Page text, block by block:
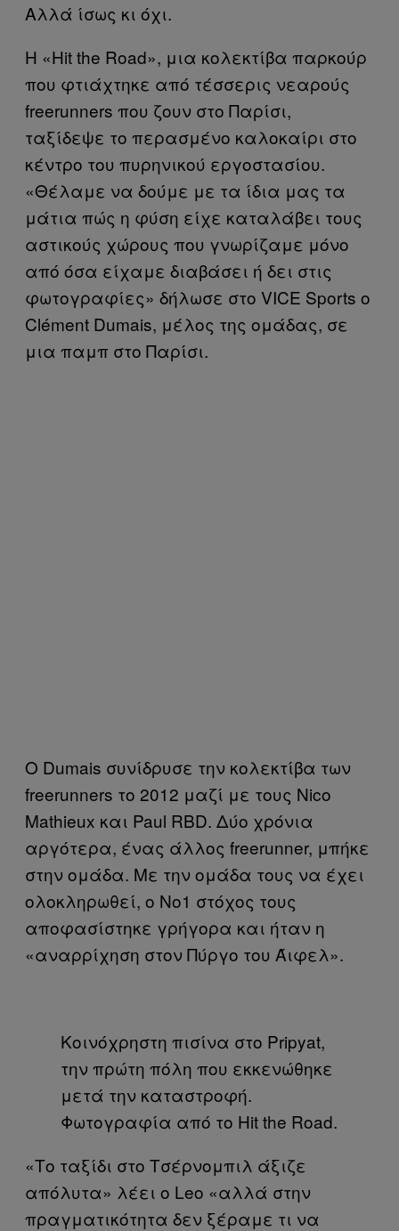
Αλλά ίσως κι όχι.
Η «Hit the Road», μια κολεκτίβα παρκούρ
που φτιάχτηκε από τέσσερις νεαρούς
freerunners που ζουν στο Παρίσι,
ταξίδεψε το περασμένο καλοκαίρι στο
κέντρο του πυρηνικού εργοστασίου.
«Θέλαμε να δούμε με τα ίδια μας τα
μάτια πώς η φύση είχε καταλάβει τους
αστικούς χώρους που γνωρίζαμε μόνο
από όσα είχαμε διαβάσει ή δει στις
φωτογραφίες» δήλωσε στο VICE Sports ο
Clément Dumais, μέλος της ομάδας, σε
μια παμπ στο Παρίσι.
Ο Dumais συνίδρυσε την κολεκτίβα των
freerunners το 2012 μαζί με τους Nico
Mathieux και Paul RBD. Δύο χρόνια
αργότερα, ένας άλλος freerunner, μπήκε
στην ομάδα. Με την ομάδα τους να έχει
ολοκληρωθεί, ο Νο1 στόχος τους
αποφασίστηκε γρήγορα και ήταν η
«αναρρίχηση στον Πύργο του Άιφελ».
Κοινόχρηστη πισίνα στο Pripyat,
την πρώτη πόλη που εκκενώθηκε
μετά την καταστροφή.
Φωτογραφία από το Hit the Road.
«Το ταξίδι στο Τσέρνομπιλ άξιζε
απόλυτα» λέει ο Leo «αλλά στην
πραγματικότητα δεν ξέραμε τι να